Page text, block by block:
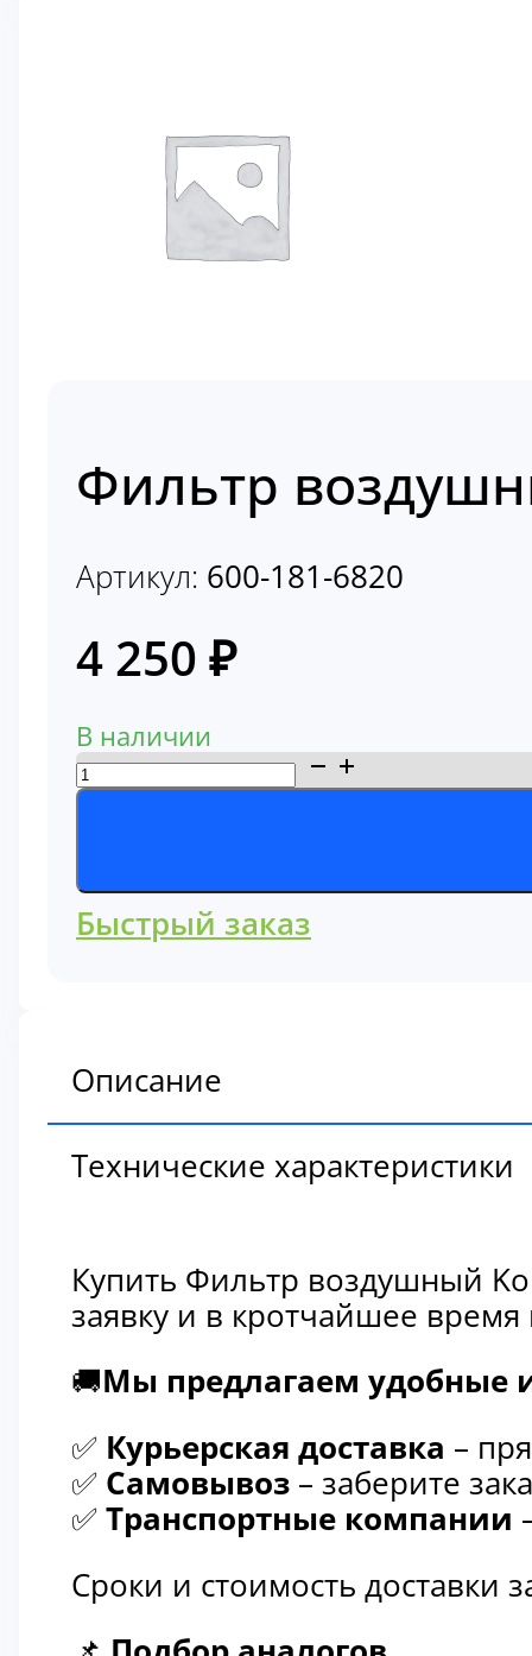
Фильтр
Артикул: 600-181-6820
4 250 ₽
В наличии
Количество
товара
воздушный
Komatsu
600-
Быстрый заказ
Описание
Технические характеристики
Купить Фильтр воздушный
заявку и в кротчайшее
🚚Мы предлагаем удобные
✅ Курьерская доставка –
✅ Самовывоз – заберите
✅ Транспортные компании
Сроки и стоимость доставки